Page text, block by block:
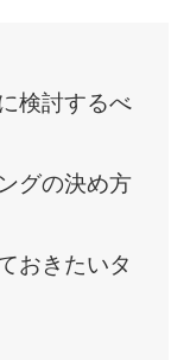
検討するべ
グの決め方
おきたいタ